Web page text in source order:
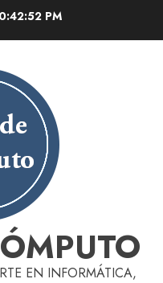
PM
EN INFORMÁTICA,